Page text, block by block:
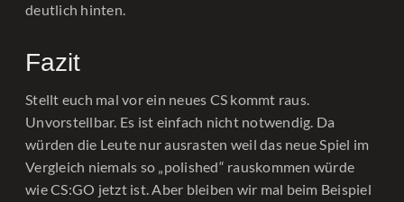
deutlich hinten.
Fazit
Stellt euch mal vor ein neues CS kommt raus.
Unvorstellbar. Es ist einfach nicht notwendig. Da
würden die Leute nur ausrasten weil das neue Spiel im
Vergleich niemals so „polished“ rauskommen würde
wie CS:GO jetzt ist. Aber bleiben wir mal beim Beispiel